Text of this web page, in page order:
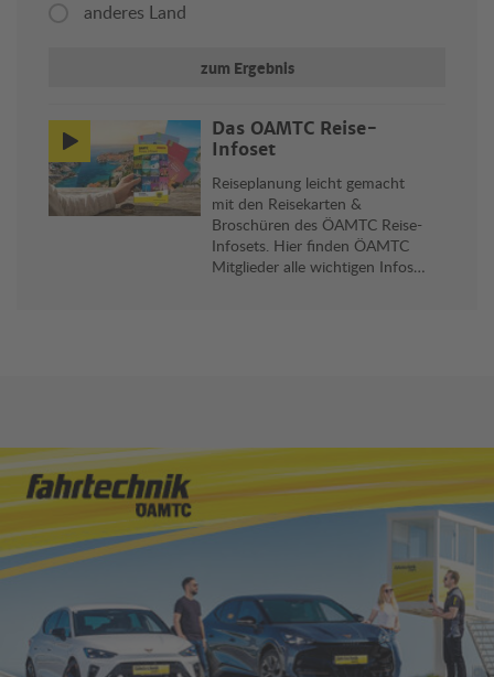
anderes Land
zum Ergebnis
Das ÖAMTC Reise-
Infoset
Reiseplanung leicht gemacht
mit den Reisekarten &
Broschüren des ÖAMTC Reise-
Infosets. Hier finden ÖAMTC
Mitglieder alle wichtigen Infos